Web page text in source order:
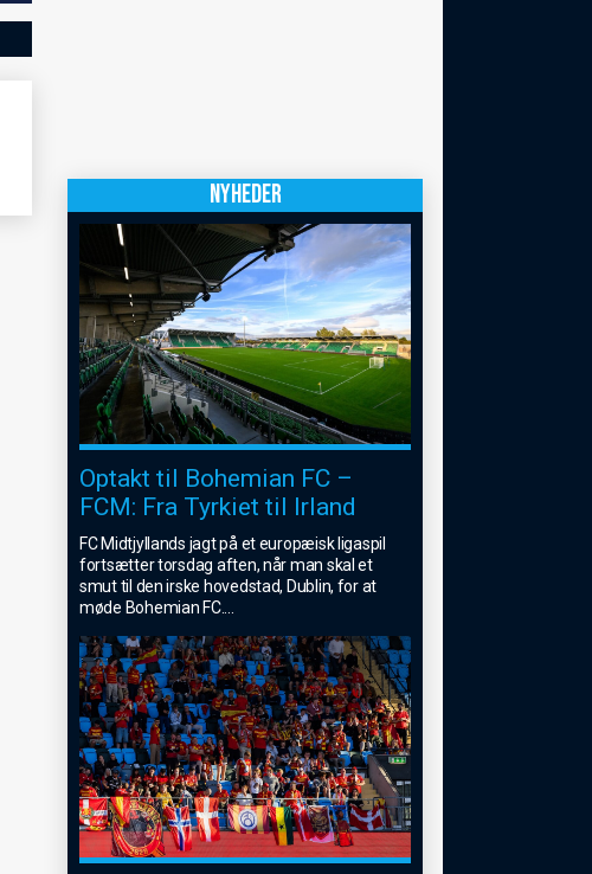
NYHEDER
Optakt til Bohemian FC –
FCM: Fra Tyrkiet til Irland
FC Midtjyllands jagt på et europæisk ligaspil
fortsætter torsdag aften, når man skal et
smut til den irske hovedstad, Dublin, for at
møde Bohemian FC....